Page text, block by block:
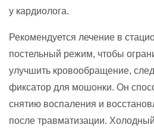
у кардиолога.
Рекомендуется лечение в
постельный режим, чтобы
улучшить кровообращение,
фиксатор для мошонки. Он
снятию воспаления и
после травматизации.